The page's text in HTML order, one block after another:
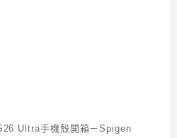
Ultra手機殼開箱－Spigen